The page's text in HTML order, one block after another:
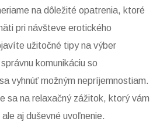
na dôležité opatrenia, ktoré
pri návšteve erotického
užitočné tipy na výber
komunikáciu so
vyhnúť možným nepríjemnostiam.
sa na relaxačný zážitok, ktorý vám
aj duševné uvoľnenie.